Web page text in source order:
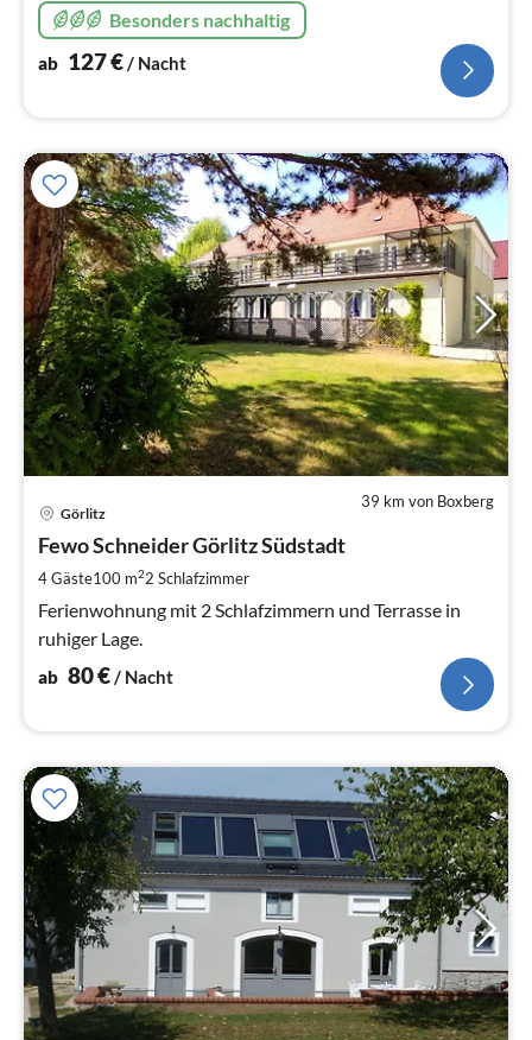
Besonders nachhaltig
ab 127€/ Nacht
39 km von Boxberg
Görlitz
Fewo Schneider Görlitz Südstadt
4 Gäste100 m22 Schlafzimmer
Ferienwohnung mit 2 Schlafzimmern und Terrasse in
ruhiger Lage.
ab 80€/ Nacht